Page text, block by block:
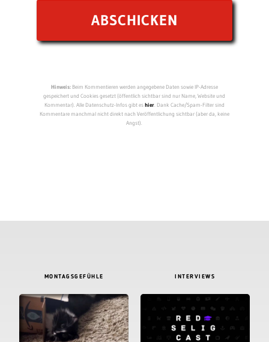
Hinweis:Beim Kommentieren werden angegebene Daten sowie IP-Adresse
gespeichert und Cookies gesetzt (öffentlich sichtbar sind nur Name, Website und
Kommentar). Alle Datenschutz-Infos gibt eshier. Dank Cache/Spam-Filter sind
Kommentare manchmal nicht direkt nach Veröffentlichung sichtbar (aber da, keine
Angst).
MONTAGSGEFÜHLE INTERVIEWS